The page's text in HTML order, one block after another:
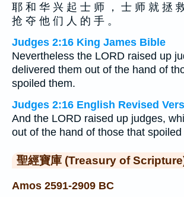
耶 和 华 兴 起 士 师 ， 士 师 就 拯
抢 夺 他 们 人 的 手 。
Judges 2:16 King James Bible
Nevertheless the LORD raised up
delivered them out of the hand of
spoiled them.
Judges 2:16 English Revised
And the LORD raised up judges,
out of the hand of those that spoiled
聖經寶庫 (Treasury of
Amos 2591-2909 BC